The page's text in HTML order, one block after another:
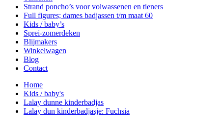
Strand poncho’s voor volwassenen en tieners
Full figures; dames badjassen t/m maat 60
Kids / baby’s
Sprei-zomerdeken
Blijmakers
Winkelwagen
Blog
Contact
Home
Kids / baby's
Lalay dunne kinderbadjas
Lalay dun kinderbadjasje: Fuchsia